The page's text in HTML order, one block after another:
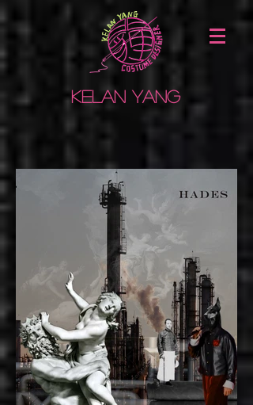
Kelan Yang